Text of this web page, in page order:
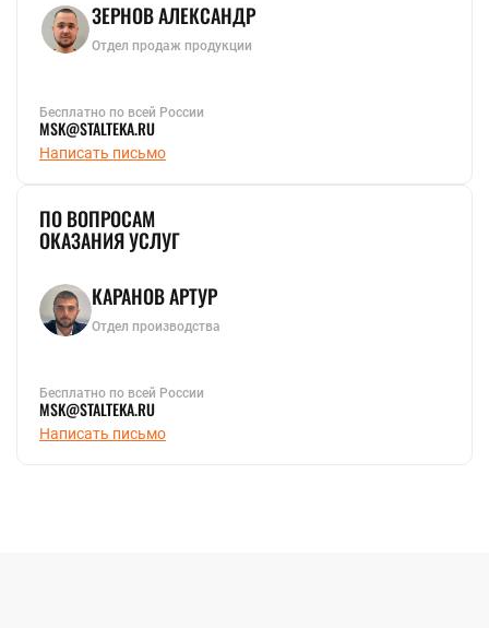
ЗЕРНОВ АЛЕКСАНДР
Отдел продаж продукции
Бесплатно по всей России
MSK@STALTEKA.RU
Написать письмо
ПО ВОПРОСАМ
ОКАЗАНИЯ УСЛУГ
КАРАНОВ АРТУР
Отдел производства
Бесплатно по всей России
MSK@STALTEKA.RU
Написать письмо